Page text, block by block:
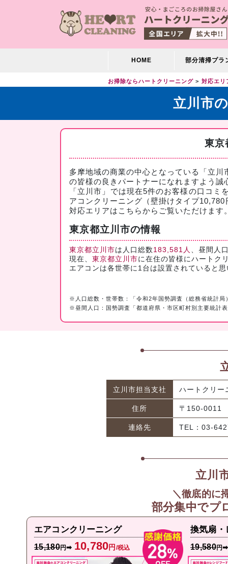
HOME 部分清掃プラ
お掃除ならハートクリーニング 対応エリ
立川市
東京
多摩地域の商業の中心となっている「立
の皆様の良きパートナーになれますよう
「立川市」では現在5件のお客様の口コ
アコンクリーニング（壁掛けタイプ
対応エリアは こちらからご覧いただけます
東京都立川市の情報
東京都立川市は人口総数183,581人
、昼間人
現在、 東京都立川市に在住の皆様にハートク
エアコンは各世帯に1台は設置されていると
※人口総数・世帯数：「令和2年国勢調査（総務省統計局
※昼間人口：国勢調査「都道府県・市区町村別主要統計
立川市担当支社 ハートクリー
住所 〒150-0011
連絡先 TEL：03-
立川
＼徹底的に
部分集中でプ
エアコンクリーニング
15,180円➡ 10,780円 /税込
換気扇・
19,580円➡